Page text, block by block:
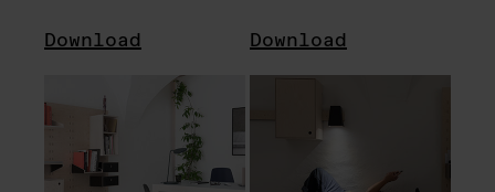
Download Download